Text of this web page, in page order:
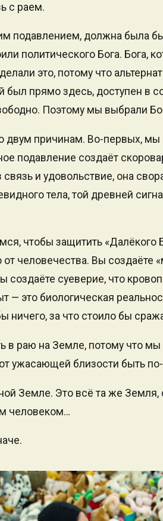
с раем.
подавлением, должна была
политического Бога. Бога,
это, потому что
был прямо здесь, доступен в
Поэтому мы выбрали
причинам. Во-первых, мы
подавление создаёт
и удовольствие, она
тела, той древней
чтобы защитить «Далёкого
человечества. Вы создаёте
создаёте суеверие, что
— это биологическая
ничего, за что стоило бы
в раю на Земле, потому что
от ужасающей близости быть
Земле. Это всё та же
человеком…